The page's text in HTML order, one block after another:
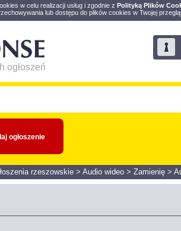
w celu realizacji usług i zgodnie z Polityką Plików
lub dostępu do plików cookies w Twojej
ogłoszeń
ogłoszenie
rzeszowskie > Audio wideo > Zamienię >